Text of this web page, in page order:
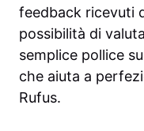
feedback ricevuti
possibilità di
semplice pollice
che aiuta a
Rufus.